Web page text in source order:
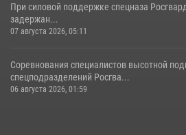
При силовой поддержке спецназа
задержан...
07 августа 2026, 05:11
Соревнования специалистов высотной
спецподразделений Росгва...
06 августа 2026, 01:59